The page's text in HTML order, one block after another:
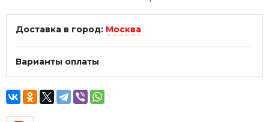
Доставка в город: Москва
Варианты оплаты